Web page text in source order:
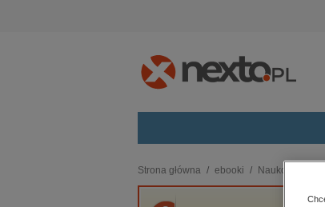
budownictwo, aranżacja wnętrz
Strona główna ebooki Naukowe i